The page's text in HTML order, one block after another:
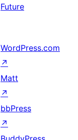
Future
WordPress.com
↗
Matt
↗
bbPress
↗